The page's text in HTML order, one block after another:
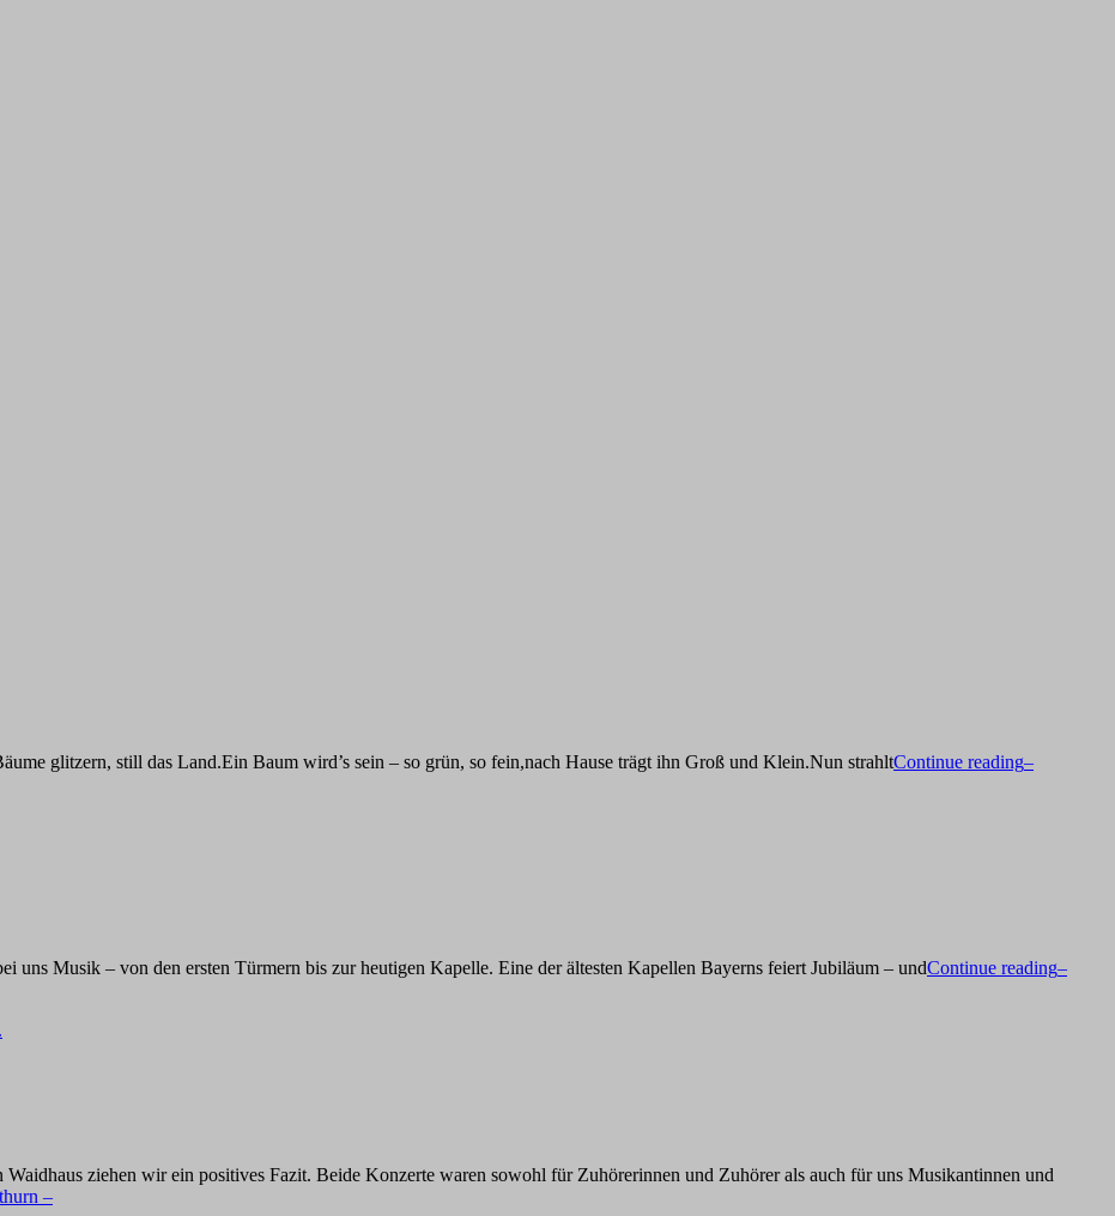
glitzern, still das Land.Ein Baum wird’s sein – so grün, so fein,nach Hause trägt ihn Groß und Klein.Nun strahltContinue reading–
uns Musik – von den ersten Türmern bis zur heutigen Kapelle. Eine der ältesten Kapellen Bayerns feiert Jubiläum – undContinue reading–
ziehen wir ein positives Fazit. Beide Konzerte waren sowohl für Zuhörerinnen und Zuhörer als auch für uns Musikantinnen und
–